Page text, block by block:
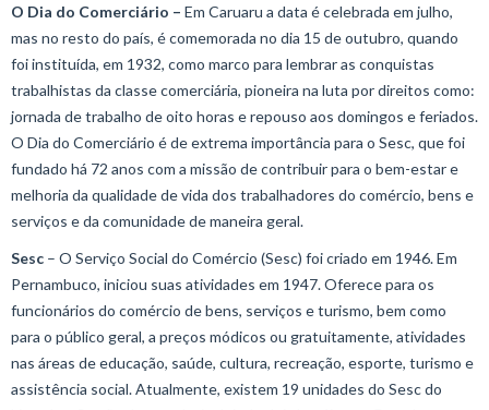
O Dia do Comerciário – Em Caruaru a data é celebrada em julho,
mas no resto do país, é comemorada no dia 15 de outubro, quando
foi instituída, em 1932, como marco para lembrar as conquistas
trabalhistas da classe comerciária, pioneira na luta por direitos como:
jornada de trabalho de oito horas e repouso aos domingos e feriados.
O Dia do Comerciário é de extrema importância para o Sesc, que foi
fundado há 72 anos com a missão de contribuir para o bem-estar e
melhoria da qualidade de vida dos trabalhadores do comércio, bens e
serviços e da comunidade de maneira geral.
Sesc – O Serviço Social do Comércio (Sesc) foi criado em 1946. Em
Pernambuco, iniciou suas atividades em 1947. Oferece para os
funcionários do comércio de bens, serviços e turismo, bem como
para o público geral, a preços módicos ou gratuitamente, atividades
nas áreas de educação, saúde, cultura, recreação, esporte, turismo e
assistência social. Atualmente, existem 19 unidades do Sesc do